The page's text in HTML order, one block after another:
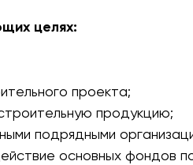
целях:
проекта;
продукцию;
подрядными
основных фондов